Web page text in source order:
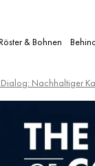
& Bohnen
Nachhaltiger